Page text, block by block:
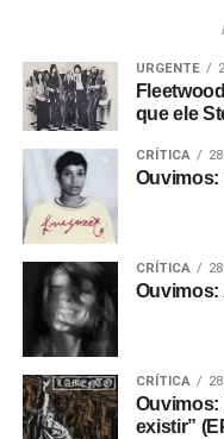
URGENTE
que ele
CRÍTICA
Ouvimos:
CRÍTICA
Ouvimos:
CRÍTICA
Ouvimos:
existir”